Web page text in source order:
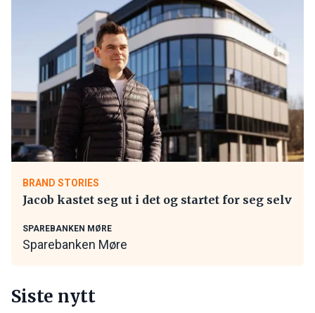
BRAND STORIES
Jacob kastet seg ut i det og startet for seg selv
SPAREBANKEN MØRE
Sparebanken Møre
Siste nytt